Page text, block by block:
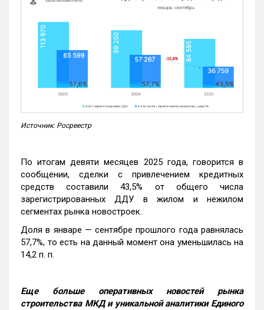
Источник: Росреестр
По итогам девяти месяцев 2025 года, говорится в
сообщении, сделки с привлечением кредитных
средств составили 43,5% от общего числа
зарегистрированных ДДУ в жилом и нежилом
сегментах рынка новостроек.
Доля в январе — сентябре прошлого года равнялась
57,7%, то есть на данный момент она уменьшилась на
14,2 п. п.
Еще больше оперативных новостей рынка
строительства МКД и уникальной аналитики Единого